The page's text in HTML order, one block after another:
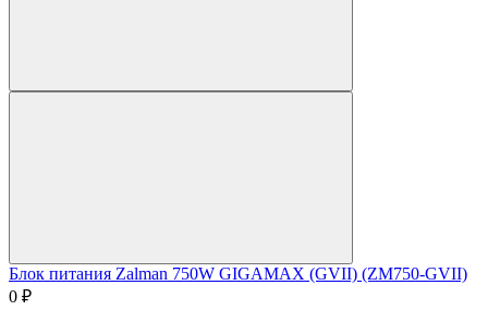
Блок питания Zalman 750W GIGAMAX (GVII) (ZM750-GVII)
0 ₽